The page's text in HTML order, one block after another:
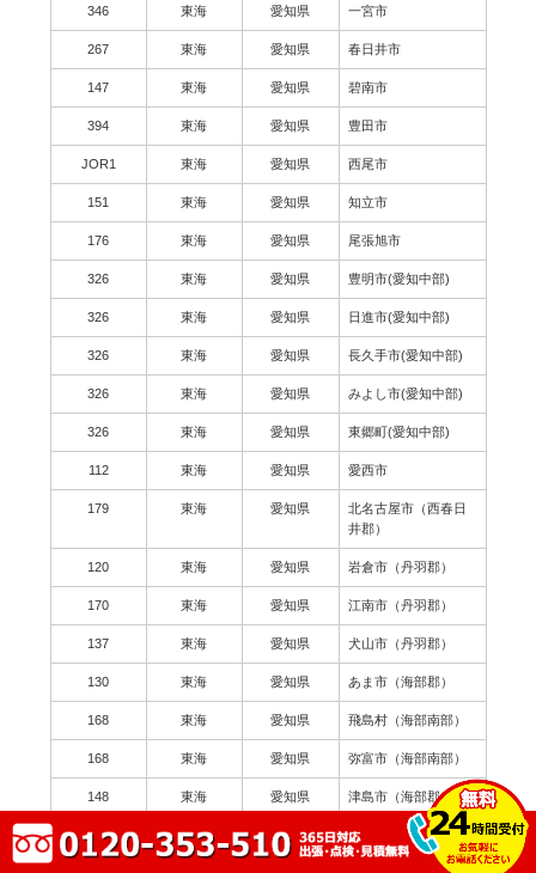
346 東海 愛知県 一宮市
267 東海 愛知県 春日井市
147 東海 愛知県 碧南市
394 東海 愛知県 豊田市
JOR1 東海 愛知県 西尾市
151 東海 愛知県 知立市
176 東海 愛知県 尾張旭市
326 東海 愛知県 豊明市(愛知中部)
326 東海 愛知県 日進市(愛知中部)
326 東海 愛知県 長久手市(愛知中部)
326 東海 愛知県 みよし市(愛知中部)
326 東海 愛知県 東郷町(愛知中部)
112 東海 愛知県 愛西市
179 東海 愛知県
北名古屋市（西春日
井郡）
120 東海 愛知県 岩倉市（丹羽郡）
170 東海 愛知県 江南市（丹羽郡）
137 東海 愛知県 犬山市（丹羽郡）
130 東海 愛知県 あま市（海部郡）
168 東海 愛知県 飛島村（海部南部）
168 東海 愛知県 弥富市（海部南部）
148 東海 愛知県 津島市（海部郡）
209 東海 愛知県 常滑市（知多郡）